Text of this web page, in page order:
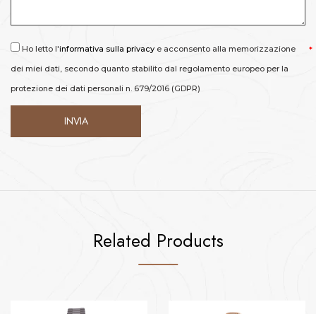
Ho letto l'informativa sulla privacy e acconsento alla memorizzazione
dei miei dati, secondo quanto stabilito dal regolamento europeo per la
protezione dei dati personali n. 679/2016 (GDPR)
Related Products